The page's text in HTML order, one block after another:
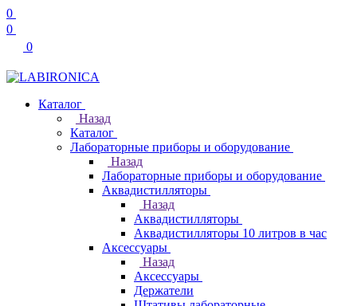
0
0
0
Каталог
Назад
Каталог
Лабораторные приборы и оборудование
Назад
Лабораторные приборы и оборудование
Аквадистилляторы
Назад
Аквадистилляторы
Аквадистилляторы 10 литров в час
Аксессуары
Назад
Аксессуары
Держатели